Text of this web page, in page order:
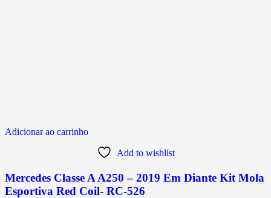
Adicionar ao carrinho
Add to wishlist
Mercedes Classe A A250 – 2019 Em Diante Kit Mola
Esportiva Red Coil- RC-526